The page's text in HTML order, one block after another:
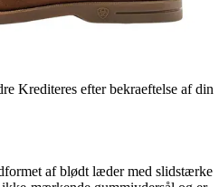
Krediteres efter bekraeftelse af din
af blødt læder med slidstærke